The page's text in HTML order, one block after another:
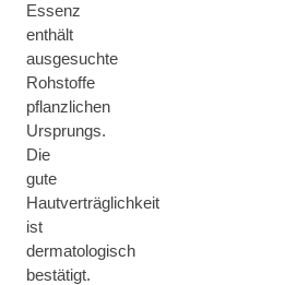
Essenz
enthält
ausgesuchte
Rohstoffe
pflanzlichen
Ursprungs.
Die
gute
Hautverträglichkeit
ist
dermatologisch
bestätigt.